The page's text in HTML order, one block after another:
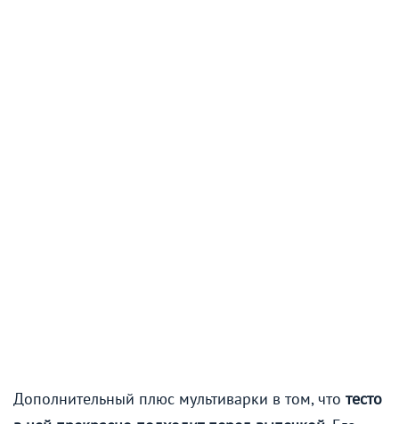
Дополнительный плюс мультиварки в том, что тесто